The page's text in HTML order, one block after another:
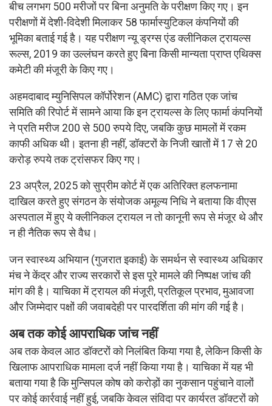
बीच लगभग 500 मरीजों पर बिना अनुमति के परीक्षण किए गए। इन
परीक्षणों में देशी-विदेशी मिलाकर 58 फार्मास्युटिकल कंपनियों की
भूमिका बताई गई है। यह परीक्षण न्यू ड्रग्स एंड क्लीनिकल ट्रायल्स
रूल्स, 2019 का उल्लंघन करते हुए बिना किसी मान्यता प्राप्त एथिक्स
कमेटी की मंजूरी के किए गए।
अहमदाबाद म्युनिसिपल कॉर्पोरेशन (AMC) द्वारा गठित एक जांच
समिति की रिपोर्ट में सामने आया कि इन ट्रायल्स के लिए फार्मा कंपनियों
ने प्रति मरीज 200 से 500 रुपये दिए, जबकि कुछ मामलों में रकम
काफी अधिक थी। इतना ही नहीं, डॉक्टरों के निजी खातों में 17 से 20
करोड़ रुपये तक ट्रांसफर किए गए।
23 अप्रैल, 2025 को सुप्रीम कोर्ट में एक अतिरिक्त हलफनामा
दाखिल करते हुए संगठन के संयोजक अमूल्य निधि ने बताया कि वीएस
अस्पताल में हुए ये क्लीनिकल ट्रायल न तो कानूनी रूप से मंजूर थे और
न ही नैतिक रूप से वैध।
जन स्वास्थ्य अभियान (गुजरात इकाई) के समर्थन से स्वास्थ्य अधिकार
मंच ने केंद्र और राज्य सरकारों से इस पूरे मामले की निष्पक्ष जांच की
मांग की है। याचिका में ट्रायल की मंजूरी, प्रतिकूल प्रभाव, मुआवजा
और जिम्मेदार पक्षों की जवाबदेही पर पारदर्शिता की मांग की गई है।
अब तक कोई आपराधिक जांच नहीं
अब तक केवल आठ डॉक्टरों को निलंबित किया गया है, लेकिन किसी के
खिलाफ आपराधिक मामला दर्ज नहीं किया गया है। याचिका में यह भी
बताया गया है कि मुन्सिपल कोष को करोड़ों का नुकसान पहुंचाने वालों
पर कोई कार्रवाई नहीं हुई, जबकि केवल संविदा पर कार्यरत डॉक्टरों को